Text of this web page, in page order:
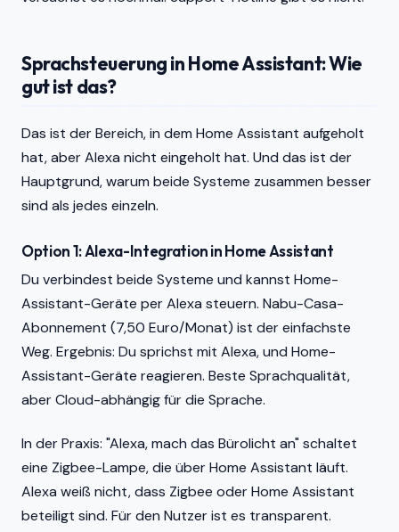
Sprachsteuerung in Home Assistant: Wie
gut ist das?
Das ist der Bereich, in dem Home Assistant aufgeholt
hat, aber Alexa nicht eingeholt hat. Und das ist der
Hauptgrund, warum beide Systeme zusammen besser
sind als jedes einzeln.
Option 1: Alexa-Integration in Home Assistant
Du verbindest beide Systeme und kannst Home-
Assistant-Geräte per Alexa steuern. Nabu-Casa-
Abonnement (7,50 Euro/Monat) ist der einfachste
Weg. Ergebnis: Du sprichst mit Alexa, und Home-
Assistant-Geräte reagieren. Beste Sprachqualität,
aber Cloud-abhängig für die Sprache.
In der Praxis: "Alexa, mach das Bürolicht an" schaltet
eine Zigbee-Lampe, die über Home Assistant läuft.
Alexa weiß nicht, dass Zigbee oder Home Assistant
beteiligt sind. Für den Nutzer ist es transparent.